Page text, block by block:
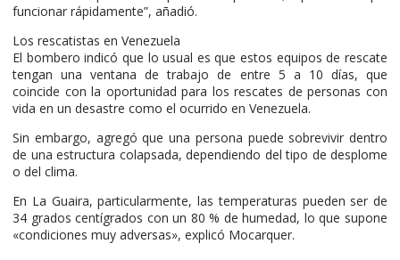
funcionar rápidamente”, añadió.
Los rescatistas en Venezuela
El bombero indicó que lo usual es que estos equipos de rescate
tengan una ventana de trabajo de entre 5 a 10 días, que
coincide con la oportunidad para los rescates de personas con
vida en un desastre como el ocurrido en Venezuela.
Sin embargo, agregó que una persona puede sobrevivir dentro
de una estructura colapsada, dependiendo del tipo de desplome
o del clima.
En La Guaira, particularmente, las temperaturas pueden ser de
34 grados centígrados con un 80 % de humedad, lo que supone
«condiciones muy adversas», explicó Mocarquer.